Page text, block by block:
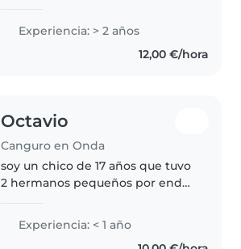
Me encanta dibujar y jugar,
además de cocinar y ayudar con
Experiencia: > 2 años
12,00 €/hora
Octavio
Canguro en Onda
soy un chico de 17 años que tuvo
2 hermanos pequeños por ende
de ser responsable
Experiencia: < 1 año